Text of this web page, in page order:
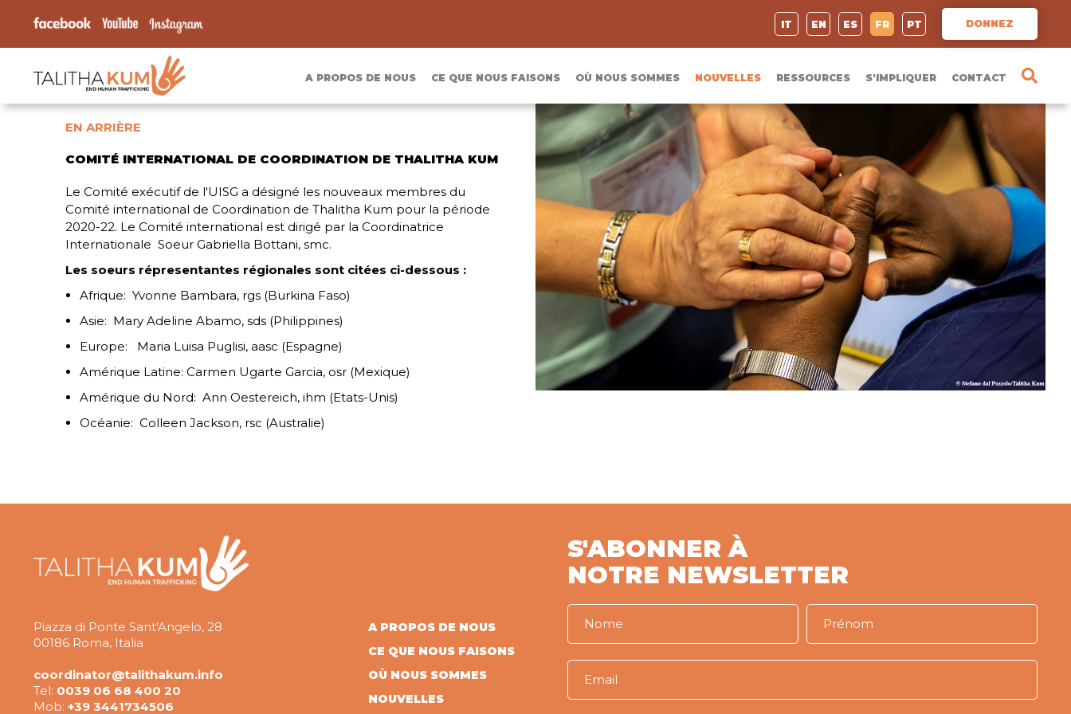
IT EN ES FR PT DONNEZ
A PROPOS DE NOUS CE QUE NOUS FAISONS OÙ NOUS SOMMES NOUVELLES RESSOURCES S'IMPLIQUER CONTACT
EN ARRIÈRE
COMITÉ INTERNATIONAL DE COORDINATION DE THALITHA KUM
Le Comité exécutif de l'UISG a désigné les nouveaux membres du
Comité international de Coordination de Thalitha Kum pour la période
2020-22. Le Comité international est dirigé par la Coordinatrice
Internationale Soeur Gabriella Bottani, smc.
Les soeurs répresentantes régionales sont citées ci-dessous :
Afrique: Yvonne Bambara, rgs (Burkina Faso)
Asie: Mary Adeline Abamo, sds (Philippines)
Europe: Maria Luisa Puglisi, aasc (Espagne)
Amérique Latine: Carmen Ugarte Garcia, osr (Mexique)
Amérique du Nord: Ann Oestereich, ihm (Etats-Unis)
Océanie: Colleen Jackson, rsc (Australie)
Piazza di Ponte Sant'Angelo, 28
00186 Roma, Italia
coordinator@talithakum.info
Tel: 0039 06 68 400 20
Mob: +39 3441734506
A PROPOS DE NOUS
CE QUE NOUS FAISONS
OÙ NOUS SOMMES
NOUVELLES
S'ABONNER À
NOTRE NEWSLETTER